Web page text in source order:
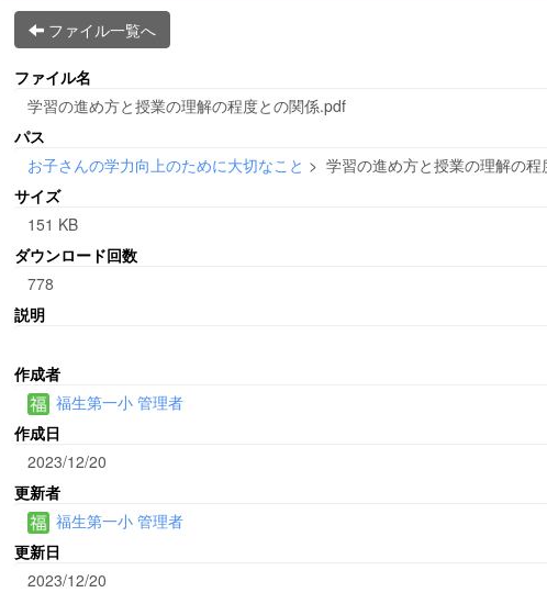
ファイル一覧へ
ファイル名
学習の進め方と授業の理解の程度との関係.pdf
パス
お子さんの学力向上のために大切なこと > 学習の進め方と授業の理解の
サイズ
151 KB
ダウンロード回数
778
説明
作成者
福生第一小 管理者
作成日
2023/12/20
更新者
福生第一小 管理者
更新日
2023/12/20